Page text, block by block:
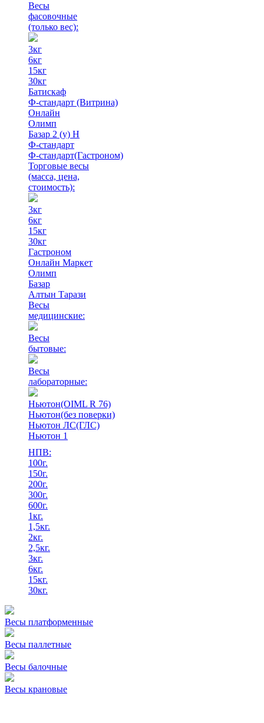
Весы
фасовочные
(только вес):
3кг
6кг
15кг
30кг
Батискаф
Ф-стандарт (Витрина)
Онлайн
Олимп
Базар 2 (у) Н
Ф-стандарт
Ф-стандарт(Гастроном)
Торговые весы
(масса, цена,
стоимость):
3кг
6кг
15кг
30кг
Гастроном
Онлайн Маркет
Олимп
Базар
Алтын Тарази
Весы
медицинские:
Весы
бытовые:
Весы
лабораторные:
Ньютон(OIML R 76)
Ньютон(без поверки)
Ньютон ЛС(ГЛС)
Ньютон 1
НПВ:
100г.
150г.
200г.
300г.
600г.
1кг.
1,5кг.
2кг.
2,5кг.
3кг.
6кг.
15кг.
30кг.
Весы платформенные
Весы паллетные
Весы балочные
Весы крановые